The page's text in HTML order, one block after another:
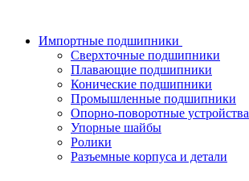
Импортные подшипники
Сверхточные подшипники
Плавающие подшипники
Конические подшипники
Промышленные подшипники
Опорно-поворотные устройства
Упорные шайбы
Ролики
Разъемные корпуса и детали